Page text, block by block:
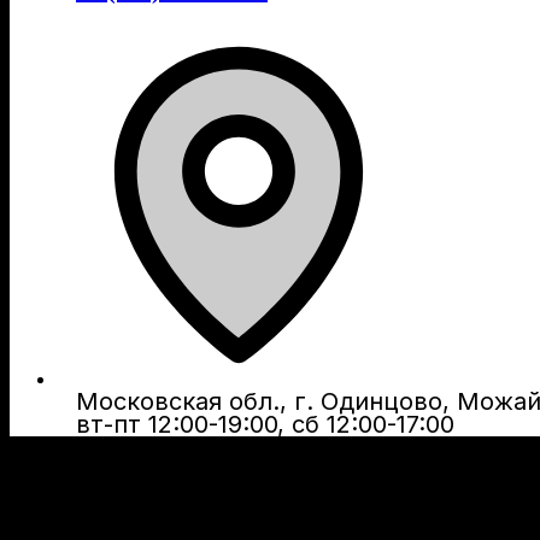
Московская обл., г. Одинцово,
вт-пт 12:00-19:00, сб 12:00-17:00